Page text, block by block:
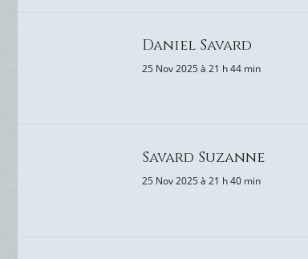
Daniel Savard
25 Nov 2025 à 21 h 44 min
Savard Suzanne
25 Nov 2025 à 21 h 40 min